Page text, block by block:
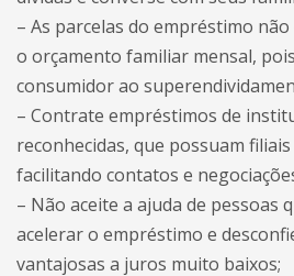
– As parcelas do empréstimo
o orçamento familiar mensal,
consumidor ao
– Contrate empréstimos de
reconhecidas, que possuam
facilitando contatos e
– Não aceite a ajuda de pessoas
acelerar o empréstimo e
vantajosas a juros muito baixos;